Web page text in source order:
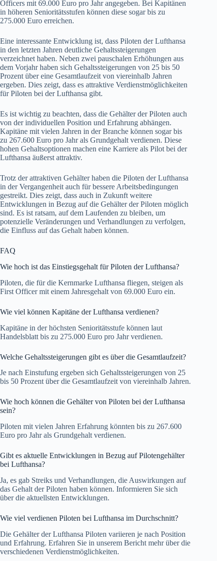
Officers mit 69.000 Euro pro Jahr angegeben. Bei Kapitänen
in höheren Senioritätsstufen können diese sogar bis zu
275.000 Euro erreichen.
Eine interessante Entwicklung ist, dass Piloten der Lufthansa
in den letzten Jahren deutliche Gehaltssteigerungen
verzeichnet haben. Neben zwei pauschalen Erhöhungen aus
dem Vorjahr haben sich Gehaltssteigerungen von 25 bis 50
Prozent über eine Gesamtlaufzeit von viereinhalb Jahren
ergeben. Dies zeigt, dass es attraktive Verdienstmöglichkeiten
für Piloten bei der Lufthansa gibt.
Es ist wichtig zu beachten, dass die Gehälter der Piloten auch
von der individuellen Position und Erfahrung abhängen.
Kapitäne mit vielen Jahren in der Branche können sogar bis
zu 267.600 Euro pro Jahr als Grundgehalt verdienen. Diese
hohen Gehaltsoptionen machen eine Karriere als Pilot bei der
Lufthansa äußerst attraktiv.
Trotz der attraktiven Gehälter haben die Piloten der Lufthansa
in der Vergangenheit auch für bessere Arbeitsbedingungen
gestreikt. Dies zeigt, dass auch in Zukunft weitere
Entwicklungen in Bezug auf die Gehälter der Piloten möglich
sind. Es ist ratsam, auf dem Laufenden zu bleiben, um
potenzielle Veränderungen und Verhandlungen zu verfolgen,
die Einfluss auf das Gehalt haben können.
FAQ
Wie hoch ist das Einstiegsgehalt für Piloten der Lufthansa?
Piloten, die für die Kernmarke Lufthansa fliegen, steigen als
First Officer mit einem Jahresgehalt von 69.000 Euro ein.
Wie viel können Kapitäne der Lufthansa verdienen?
Kapitäne in der höchsten Senioritätsstufe können laut
Handelsblatt bis zu 275.000 Euro pro Jahr verdienen.
Welche Gehaltssteigerungen gibt es über die Gesamtlaufzeit?
Je nach Einstufung ergeben sich Gehaltssteigerungen von 25
bis 50 Prozent über die Gesamtlaufzeit von viereinhalb Jahren.
Wie hoch können die Gehälter von Piloten bei der Lufthansa
sein?
Piloten mit vielen Jahren Erfahrung könnten bis zu 267.600
Euro pro Jahr als Grundgehalt verdienen.
Gibt es aktuelle Entwicklungen in Bezug auf Pilotengehälter
bei Lufthansa?
Ja, es gab Streiks und Verhandlungen, die Auswirkungen auf
das Gehalt der Piloten haben können. Informieren Sie sich
über die aktuellsten Entwicklungen.
Wie viel verdienen Piloten bei Lufthansa im Durchschnitt?
Die Gehälter der Lufthansa Piloten variieren je nach Position
und Erfahrung. Erfahren Sie in unserem Bericht mehr über die
verschiedenen Verdienstmöglichkeiten.